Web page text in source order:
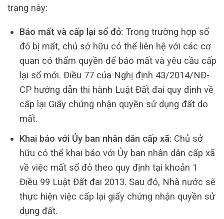
trạng này:
Báo mất và cấp lại sổ đỏ: Trong trường hợp sổ
đỏ bị mất, chủ sở hữu có thể liên hệ với các cơ
quan có thẩm quyền để báo mất và yêu cầu cấp
lại sổ mới. Điều 77 của Nghị định 43/2014/NĐ-
CP hướng dẫn thi hành Luật Đất đai quy định về
cấp lại Giấy chứng nhận quyền sử dụng đất do
mất.
Khai báo với Ủy ban nhân dân cấp xã: Chủ sở
hữu có thể khai báo với Ủy ban nhân dân cấp xã
về việc mất sổ đỏ theo quy định tại khoản 1
Điều 99 Luật Đất đai 2013. Sau đó, Nhà nước sẽ
thực hiện việc cấp lại giấy chứng nhận quyền sử
dụng đất.